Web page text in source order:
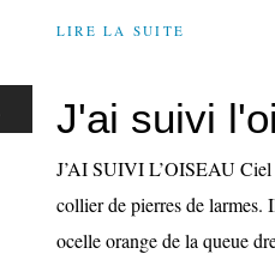
LIRE LA SUITE
J'ai suivi
J’AI SUIVI L’OISEAU Ciel
collier de pierres de larmes.
ocelle orange de la queue